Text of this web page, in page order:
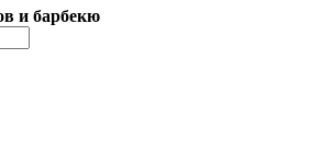
и барбекю